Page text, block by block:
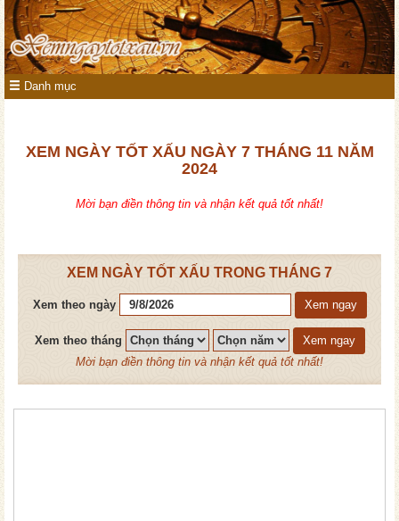
Danh mục
XEM NGÀY TỐT XẤU NGÀY 7 THÁNG 11 NĂM
2024
Mời bạn điền thông tin và nhận kết quả tốt nhất!
XEM NGÀY TỐT XẤU TRONG THÁNG 7
Xem theo ngày Xem ngay
Xem theo tháng
Xem ngay
Mời bạn điền thông tin và nhận kết quả tốt nhất!